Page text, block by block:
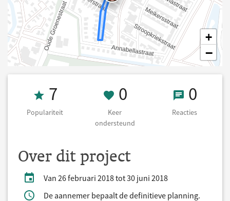
+
−
Populariteit 7
7
Populariteit
0 Keer
0
Keer
ondersteund
0 0
Reacties
Over dit project
Van 26 februari 2018 tot 30 juni 2018
De aannemer bepaalt de definitieve planning.